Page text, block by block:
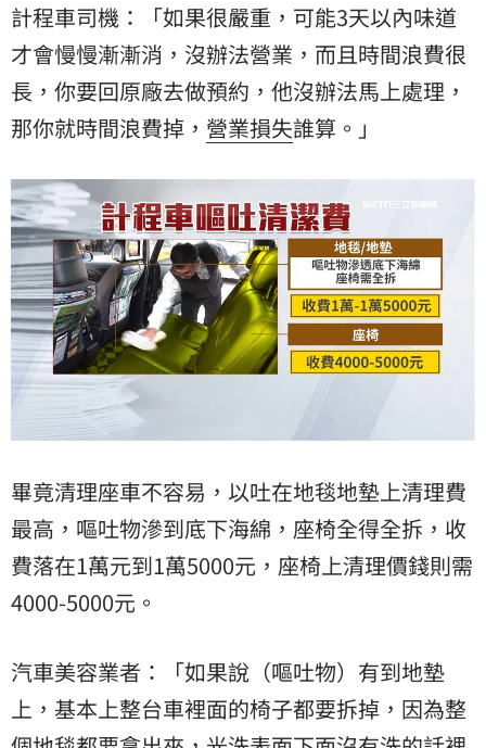
計程車司機：「如果很嚴重，可能3天以內味道
才會慢慢漸漸消，沒辦法營業，而且時間浪費很
長，你要回原廠去做預約，他沒辦法馬上處理，
那你就時間浪費掉， 營業損失誰算。」
畢竟清理座車不容易，以吐在地毯地墊上清理費
最高，嘔吐物滲到底下海綿，座椅全得全拆，收
費落在1萬元到1萬5000元，座椅上清理價錢則需
4000-5000元。
汽車美容業者：「如果說（嘔吐物）有到地墊
上，基本上整台車裡面的椅子都要拆掉，因為整